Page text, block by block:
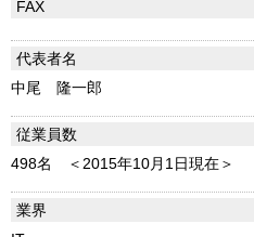
FAX
代表者名
中尾 隆一郎
従業員数
498名 ＜2015年10月1日現在＞
業界